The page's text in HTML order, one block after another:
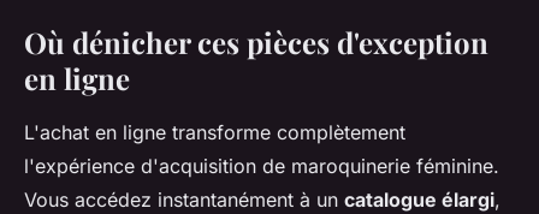
Où dénicher ces pièces d'exception
en ligne
L'achat en ligne transforme complètement
l'expérience d'acquisition de maroquinerie féminine.
Vous accédez instantanément à un catalogue élargi,